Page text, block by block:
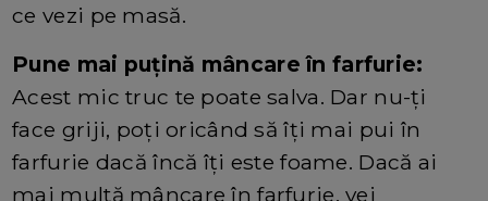
ce vezi pe masă.
Pune mai puțină mâncare în farfurie:
Acest mic truc te poate salva. Dar nu-ți
face griji, poți oricând să îți mai pui în
farfurie dacă încă îți este foame. Dacă ai
mai multă mâncare în farfurie, vei